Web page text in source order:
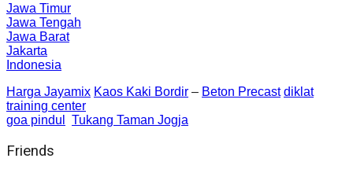
Jawa Timur
Jawa Tengah
Jawa Barat
Jakarta
Indonesia
Harga Jayamix Kaos Kaki Bordir – Beton Precast diklat
training center
goa pindul
Tukang Taman Jogja
Friends